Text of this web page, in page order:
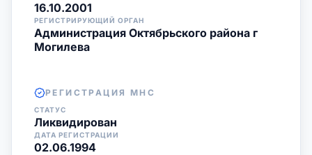
16.10.2001
РЕГИСТРИРУЮЩИЙ ОРГАН
Администрация Октябрьского района г
Могилева
РЕГИСТРАЦИЯ МНС
СТАТУС
Ликвидирован
ДАТА РЕГИСТРАЦИИ
02.06.1994